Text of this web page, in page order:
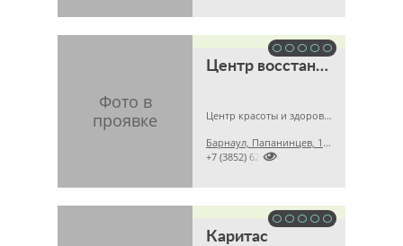
Центр восстановительной медицины и реабилитации
Центр красоты и здоровья, Косметология
Барнаул, Папанинцев, 126

+7 (3852) 629007
Каритас